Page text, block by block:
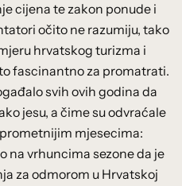
cijena te zakon ponude i
očito ne razumiju, tako
hrvatskog turizma i
fascinantno za promatrati.
svih ovih godina da
jesu, a čime su odvraćale
mjesecima:
na vrhuncima sezone da je
za odmorom u Hrvatskoj